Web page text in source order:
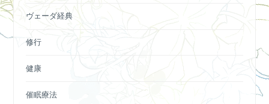
ヴェーダ経典
修行
健康
催眠療法